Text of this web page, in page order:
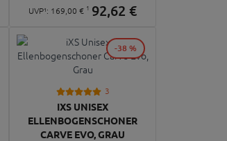
UVP¹: 169,00 € 1 92,62 €
3
IXS UNISEX
ELLENBOGENSCHONER
CARVE EVO, GRAU
-38 %